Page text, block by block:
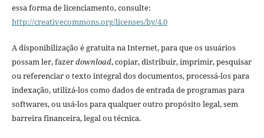
essa forma de licenciamento, consulte:
http://creativecommons.org/licenses/by/4.0
A disponibilização é gratuita na Internet, para que os usuários
possam ler, fazerdownload, copiar, distribuir, imprimir, pesquisar
ou referenciar o texto integral dos documentos, processá-los para
indexação, utilizá-los como dados de entrada de programas para
softwares, ou usá-los para qualquer outro propósito legal, sem
barreira financeira, legal ou técnica.